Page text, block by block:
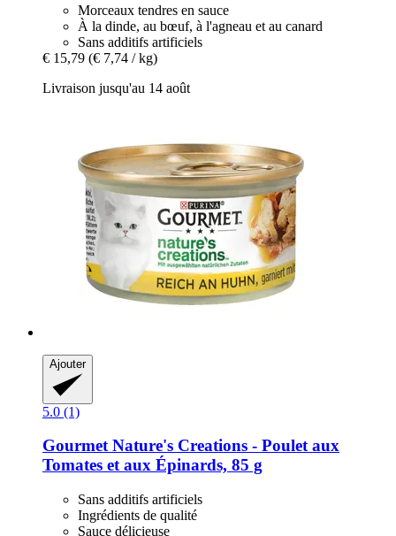
Morceaux tendres en sauce
À la dinde, au bœuf, à l'agneau et au canard
Sans additifs artificiels
€ 15,79 (€ 7,74 / kg)
Livraison jusqu'au 14 août
Ajouter
5.0 (1)
GourmetNature's Creations -​ Poulet aux
Tomates et aux Épinards, 85 g
Sans additifs artificiels
Ingrédients de qualité
Sauce délicieuse